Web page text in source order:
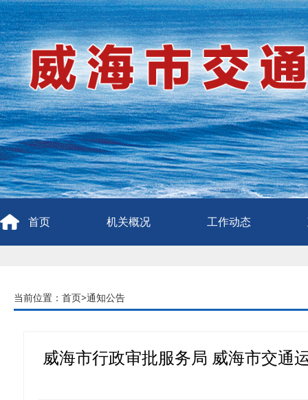
首页 机关概况 工作动态
当前位置： 首页>通知公告
威海市行政审批服务局 威海市交通